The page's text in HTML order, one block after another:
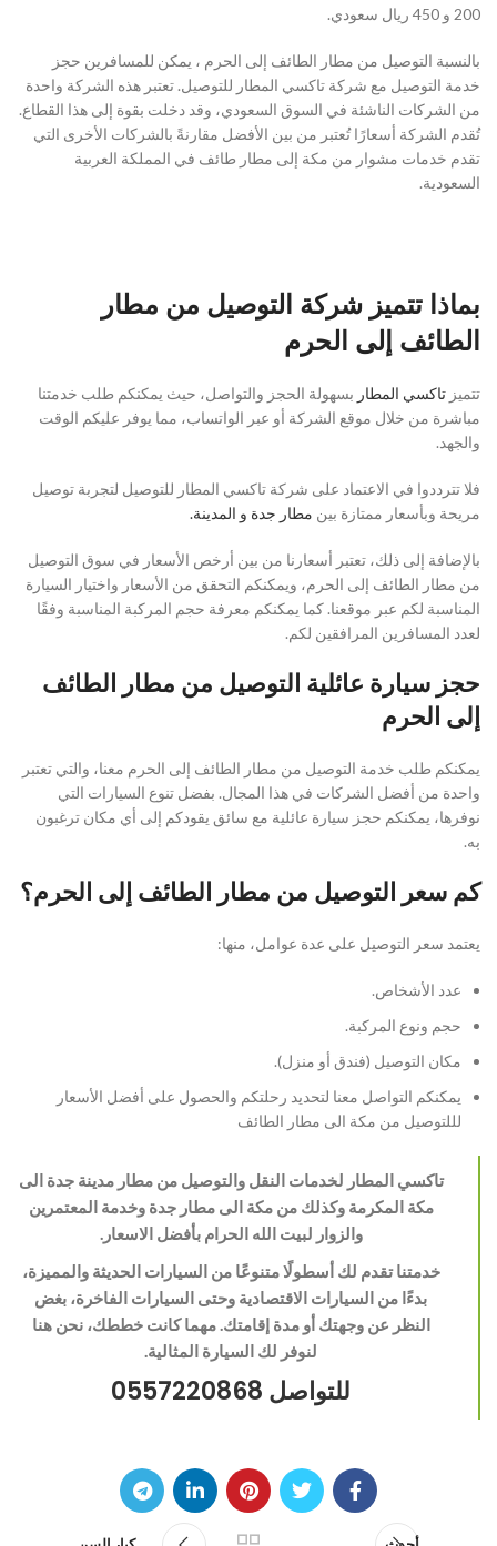
200 و 450 ريال سعودي.
بالنسبة التوصيل من مطار الطائف إلى الحرم ، يمكن للمسافرين حجز
خدمة التوصيل مع شركة تاكسي المطار للتوصيل. تعتبر هذه الشركة واحدة
من الشركات الناشئة في السوق السعودي، وقد دخلت بقوة إلى هذا القطاع.
تُقدم الشركة أسعارًا تُعتبر من بين الأفضل مقارنةً بالشركات الأخرى التي
تقدم خدمات مشوار من مكة إلى مطار طائف في المملكة العربية
السعودية.
بماذا تتميز شركة التوصيل من مطار
الطائف إلى الحرم
تتميز تاكسي المطار بسهولة الحجز والتواصل، حيث يمكنكم طلب خدمتنا
مباشرة من خلال موقع الشركة أو عبر الواتساب، مما يوفر عليكم الوقت
والجهد.
فلا تترددوا في الاعتماد على شركة تاكسي المطار للتوصيل لتجربة توصيل
مريحة وبأسعار ممتازة بين مطار جدة و المدينة.
بالإضافة إلى ذلك، تعتبر أسعارنا من بين أرخص الأسعار في سوق التوصيل
من مطار الطائف إلى الحرم، ويمكنكم التحقق من الأسعار واختيار السيارة
المناسبة لكم عبر موقعنا. كما يمكنكم معرفة حجم المركبة المناسبة وفقًا
لعدد المسافرين المرافقين لكم.
حجز سيارة عائلية التوصيل من مطار الطائف
إلى الحرم
يمكنكم طلب خدمة التوصيل من مطار الطائف إلى الحرم معنا، والتي تعتبر
واحدة من أفضل الشركات في هذا المجال. بفضل تنوع السيارات التي
نوفرها، يمكنكم حجز سيارة عائلية مع سائق يقودكم إلى أي مكان ترغبون
به.
كم سعر التوصيل من مطار الطائف إلى الحرم؟
يعتمد سعر التوصيل على عدة عوامل، منها:
عدد الأشخاص.
حجم ونوع المركبة.
مكان التوصيل (فندق أو منزل).
يمكنكم التواصل معنا لتحديد رحلتكم والحصول على أفضل الأسعار
لللتوصيل من مكة الى مطار الطائف
تاكسي المطار لخدمات النقل والتوصيل من مطار مدينة جدة الى
مكة المكرمة وكذلك من مكة الى مطار جدة وخدمة المعتمرين
والزوار لبيت الله الحرام بأفضل الاسعار.
خدمتنا تقدم لك أسطولًا متنوعًا من السيارات الحديثة والمميزة،
بدءًا من السيارات الاقتصادية وحتى السيارات الفاخرة، بغض
النظر عن وجهتك أو مدة إقامتك. مهما كانت خططك، نحن هنا
لنوفر لك السيارة المثالية.
للتواصل 0557220868